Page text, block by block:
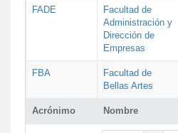
Acrónimo Nombre
FADE
Facultad de
Administración y
Dirección de
Empresas
FBA
Facultad de
Bellas Artes